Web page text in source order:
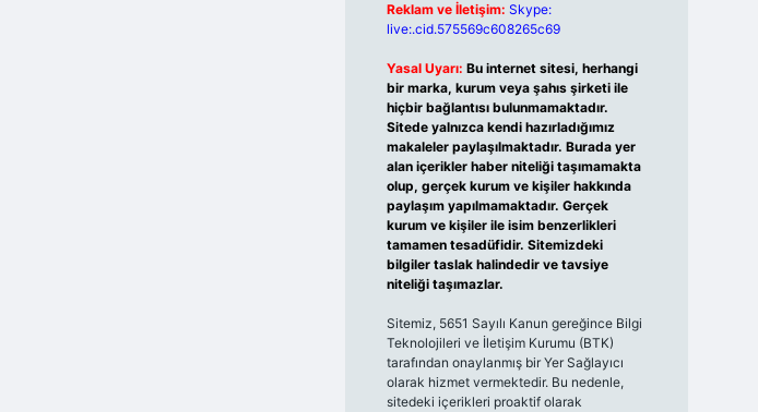
Reklam ve İletişim: Skype:
live:.cid.575569c608265c69
Yasal Uyarı: Bu internet sitesi, herhangi
bir marka, kurum veya şahıs şirketi ile
hiçbir bağlantısı bulunmamaktadır.
Sitede yalnızca kendi hazırladığımız
makaleler paylaşılmaktadır. Burada yer
alan içerikler haber niteliği taşımamakta
olup, gerçek kurum ve kişiler hakkında
paylaşım yapılmamaktadır. Gerçek
kurum ve kişiler ile isim benzerlikleri
tamamen tesadüfidir. Sitemizdeki
bilgiler taslak halindedir ve tavsiye
niteliği taşımazlar.
Sitemiz, 5651 Sayılı Kanun gereğince Bilgi
Teknolojileri ve İletişim Kurumu (BTK)
tarafından onaylanmış bir Yer Sağlayıcı
olarak hizmet vermektedir. Bu nedenle,
sitedeki içerikleri proaktif olarak